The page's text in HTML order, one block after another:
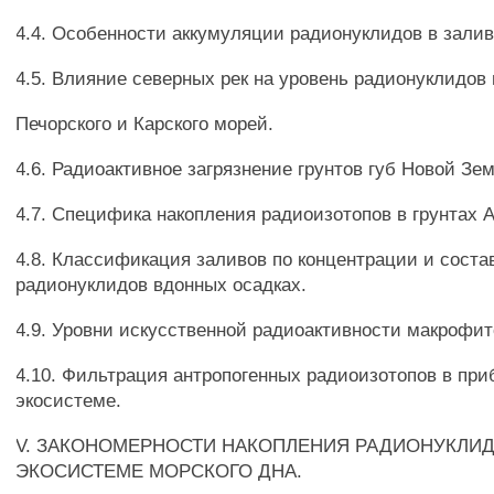
4.4. Особенности аккумуляции радионуклидов в
4.5. Влияние северных рек на уровень радионуклидов
Печорского и Карского морей.
4.6. Радиоактивное загрязнение грунтов губ Новой
4.7. Специфика накопления радиоизотопов в грунтах
4.8. Классификация заливов по концентрации и
радионуклидов вдонных осадках.
4.9. Уровни искусственной радиоактивности
4.10. Фильтрация антропогенных радиоизотопов в
экосистеме.
V. ЗАКОНОМЕРНОСТИ НАКОПЛЕНИЯ
ЭКОСИСТЕМЕ МОРСКОГО ДНА.